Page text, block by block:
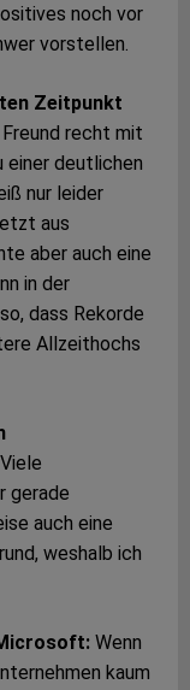
noch vor
vorstellen.
Zeitpunkt
recht mit
einer deutlichen
nur leider
aus
aber auch eine
in der
dass Rekorde
Allzeithochs
gerade
auch eine
weshalb ich
Wenn
kaum